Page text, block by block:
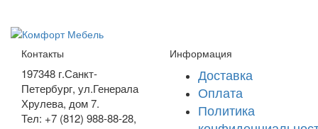
Контакты
197348 г.Санкт-
Петербург, ул.Генерала
Хрулева, дом 7.
Тел: +7 (812) 988-88-28,
Информация
Доставка
Оплата
Политика